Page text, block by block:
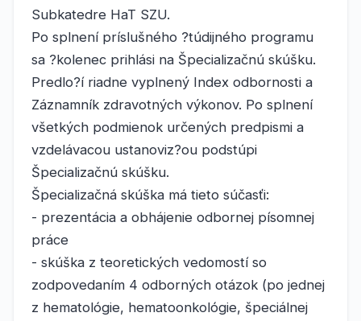
Subkatedre HaT SZU.
Po splnení príslušného ?túdijného programu
sa ?kolenec prihlási na Špecializačnú skúšku.
Predlo?í riadne vyplnený Index odbornosti a
Záznamník zdravotných výkonov. Po splnení
všetkých podmienok určených predpismi a
vzdelávacou ustanoviz?ou podstúpi
Špecializačnú skúšku.
Špecializačná skúška má tieto súčasťi:
- prezentácia a obhájenie odbornej písomnej
práce
- skúška z teoretických vedomostí so
zodpovedaním 4 odborných otázok (po jednej
z hematológie, hematoonkológie, špeciálnej